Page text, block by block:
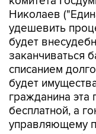
Николаев
удешевить
будет
заканчиваться
списанием
будет
гражданина
бесплатной, а
управляющему